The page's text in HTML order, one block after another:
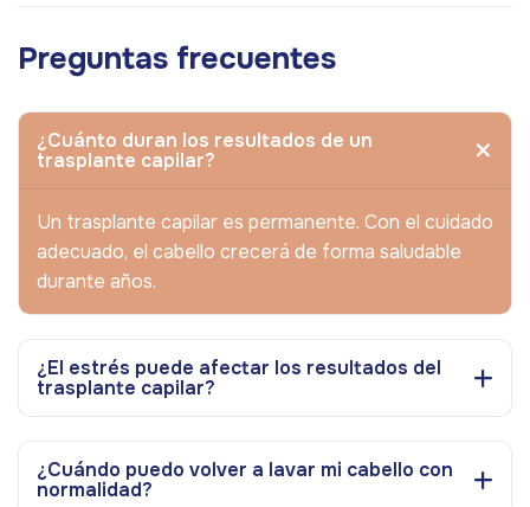
Preguntas frecuentes
¿Cuánto duran los resultados de un
trasplante capilar?
Un trasplante capilar es permanente. Con el cuidado
adecuado, el cabello crecerá de forma saludable
durante años.
¿El estrés puede afectar los resultados del
trasplante capilar?
¿Cuándo puedo volver a lavar mi cabello con
normalidad?